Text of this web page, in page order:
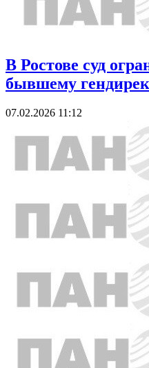
В Ростове суд
бывшему
07.02.2026 11:12